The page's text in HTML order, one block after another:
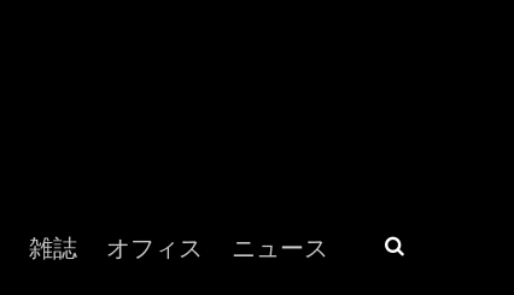
雑誌 オフィス ニュース